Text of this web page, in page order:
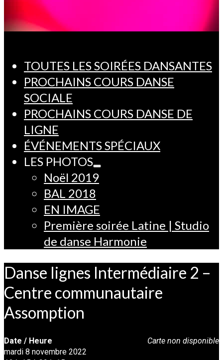
TOUTES LES SOIRÉES DANSANTES
PROCHAINS COURS DANSE
SOCIALE
PROCHAINS COURS DANSE DE
LIGNE
ÉVÉNEMENTS SPÉCIAUX
LES PHOTOS
Noël 2019
BAL 2018
EN IMAGE
Première soirée Latine | Studio
de danse Harmonie
Danse lignes Intermédiaire 2 –
Centre communautaire
Assomption
Carte non disponible
Date / Heure
mardi 8 novembre 2022